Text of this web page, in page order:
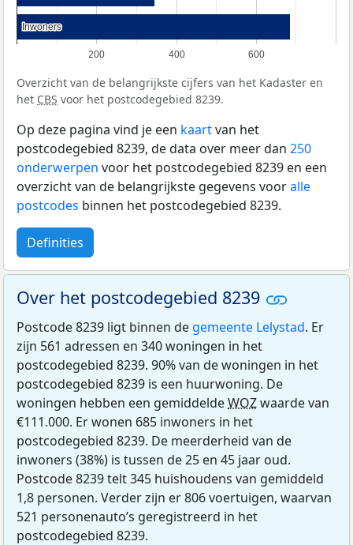
200 400 600
Inwoners
Inwoners
Overzicht van de belangrijkste cijfers van het Kadaster en
het CBS voor het postcodegebied 8239.
Op deze pagina vind je een kaartvan het
postcodegebied 8239, de data over meer dan 250
onderwerpen voor het postcodegebied 8239 en een
overzicht van de belangrijkste gegevens vooralle
postcodes binnen het postcodegebied 8239.
Definities
Over het postcodegebied 8239
Postcode 8239 ligt binnen de gemeente Lelystad. Er
zijn 561 adressen en 340 woningen in het
postcodegebied 8239. 90% van de woningen in het
postcodegebied 8239 is een huurwoning. De
woningen hebben een gemiddeldeWOZwaarde van
€111.000. Er wonen 685 inwoners in het
postcodegebied 8239. De meerderheid van de
inwoners (38%) is tussen de 25 en 45 jaar oud.
Postcode 8239 telt 345 huishoudens van gemiddeld
1,8 personen. Verder zijn er 806 voertuigen, waarvan
521 personenauto’s geregistreerd in het
postcodegebied 8239.